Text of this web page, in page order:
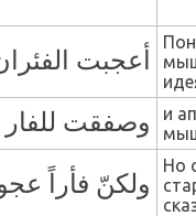
أعجبت
وصفقت للفار
и
ولكنّ فأراً
Но